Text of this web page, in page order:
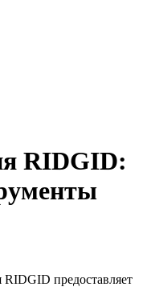
RIDGID:
RIDGID предоставляет